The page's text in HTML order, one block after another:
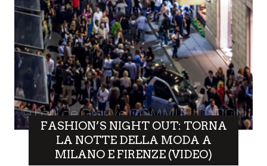
FASHION’S NIGHT OUT: TORNA
LA NOTTE DELLA MODA A
MILANO E FIRENZE (VIDEO)